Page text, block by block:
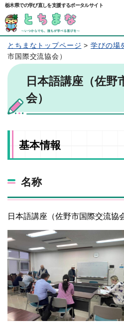
栃木県での学び直しを支援するポータルサイト
とちまなトップページ > 学びの場
市国際交流協会）
日本語講座（佐野
会）
基本情報
名称
日本語講座（佐野市国際交流協